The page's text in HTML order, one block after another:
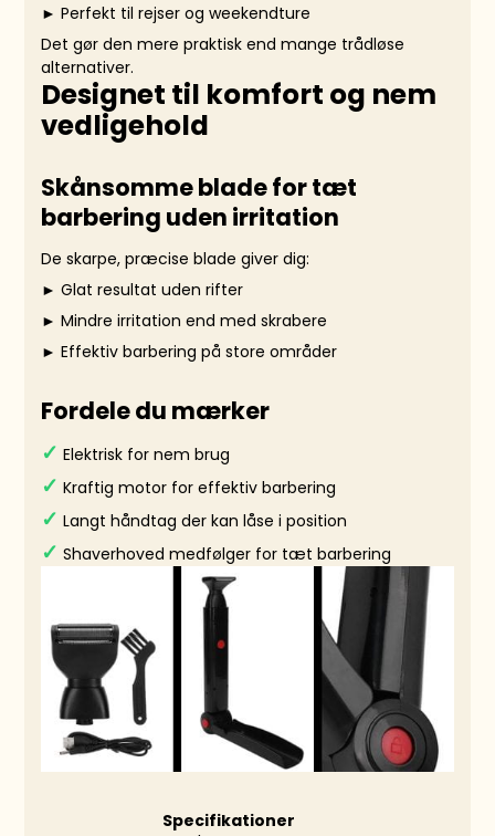
► Perfekt til rejser og weekendture
Det gør den mere praktisk end mange trådløse
alternativer.
Designet til komfort og nem
vedligehold
Skånsomme blade for tæt
barbering uden irritation
De skarpe, præcise blade giver dig:
► Glat resultat uden rifter
► Mindre irritation end med skrabere
► Effektiv barbering på store områder
Fordele du mærker
✓Elektrisk for nem brug
✓Kraftig motor for effektiv barbering
✓Langt håndtag der kan låse i position
✓Shaverhoved medfølger for tæt barbering
Specifikationer